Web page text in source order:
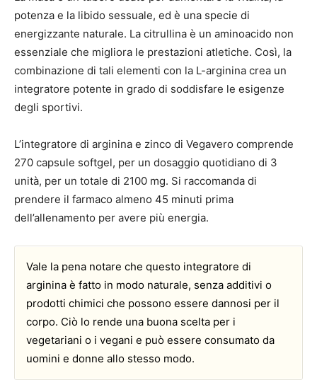
potenza e la libido sessuale, ed è una specie di
energizzante naturale. La citrullina è un aminoacido non
essenziale che migliora le prestazioni atletiche. Così, la
combinazione di tali elementi con la L-arginina crea un
integratore potente in grado di soddisfare le esigenze
degli sportivi.
L’integratore di arginina e zinco di Vegavero comprende
270 capsule softgel, per un dosaggio quotidiano di 3
unità, per un totale di 2100 mg. Si raccomanda di
prendere il farmaco almeno 45 minuti prima
dell’allenamento per avere più energia.
Vale la pena notare che questo integratore di
arginina è fatto in modo naturale, senza additivi o
prodotti chimici che possono essere dannosi per il
corpo. Ciò lo rende una buona scelta per i
vegetariani o i vegani e può essere consumato da
uomini e donne allo stesso modo.